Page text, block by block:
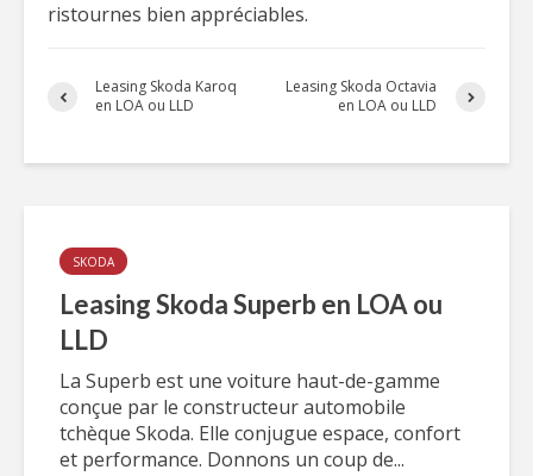
ristournes bien appréciables.
Leasing Skoda Karoq
en LOA ou LLD
Leasing Skoda Octavia
en LOA ou LLD
SKODA
Leasing Skoda Superb en LOA ou
LLD
La Superb est une voiture haut-de-gamme
conçue par le constructeur automobile
tchèque Skoda. Elle conjugue espace, confort
et performance. Donnons un coup de...